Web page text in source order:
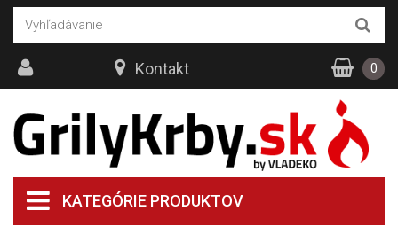
KATEGÓRIE PRODUKTOV
Kontakt 0